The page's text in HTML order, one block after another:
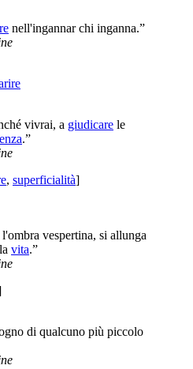
nell'ingannar chi inganna.”
vivrai, a giudicare le
.”
, superficialità]
l'ombra vespertina, si allunga
vita.”
di qualcuno più piccolo